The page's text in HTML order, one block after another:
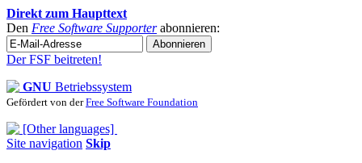
Direkt zum Haupttext
Den Free Software Supporterabonnieren:
Der FSF beitreten!
GNU Betriebssystem
Gefördert von derFree Software Foundation
Site navigation Skip